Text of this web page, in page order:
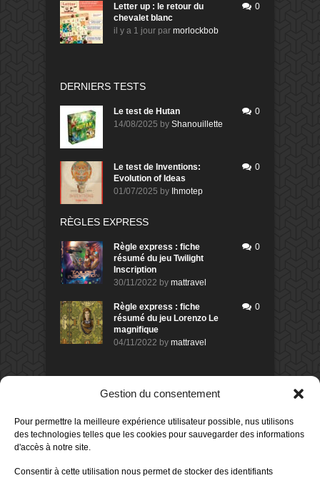
Gestion du consentement
Pour permettre la meilleure expérience utilisateur possible, nus utilisons
des technologies telles que les cookies pour sauvegarder des informations
d'accès à notre site.
Consentir à cette utilisation nous permet de stocker des identifiants
Letter up : le retour du
chevalet blanc
il y a 1 jour par morlockbob
0
DERNIERS TESTS
Le test de Hutan
14/08/2025 by Shanouillette
0
Le test de Inventions:
Evolution of Ideas
01/07/2025 by Ihmotep
0
RÈGLES EXPRESS
Règle express : fiche
résumé du jeu Twilight
Inscription
30/11/2022 by mattravel
0
Règle express : fiche
résumé du jeu Lorenzo Le
magnifique
04/11/2022 by mattravel
0
DERNIERS AVIS DES MEMBRES
Avis de
Sur le jeu Collect!
il y a 10 heures
Avis demorlockbob 80%